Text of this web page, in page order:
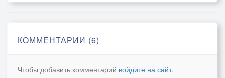
Все для тебя, лишь для тебя!
Прости, за все в чем виноват я!
КОММЕНТАРИИ (6)
Чтобы добавить комментарий войдите на сайт.